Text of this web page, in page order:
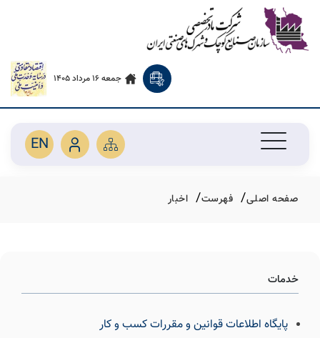
جمعه 16 مرداد 1405
EN
صفحه اصلی فهرست اخبار
خدمات
پايگاه اطلاعات قوانين و مقررات كسب و كار